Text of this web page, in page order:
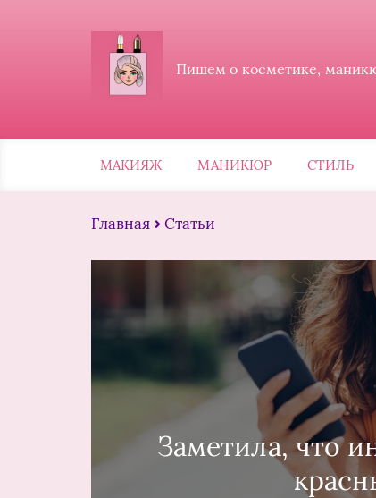
Пишем о косметике,
МАКИЯЖ МАНИКЮР СТИЛЬ
Главная Статьи
Заметила, что